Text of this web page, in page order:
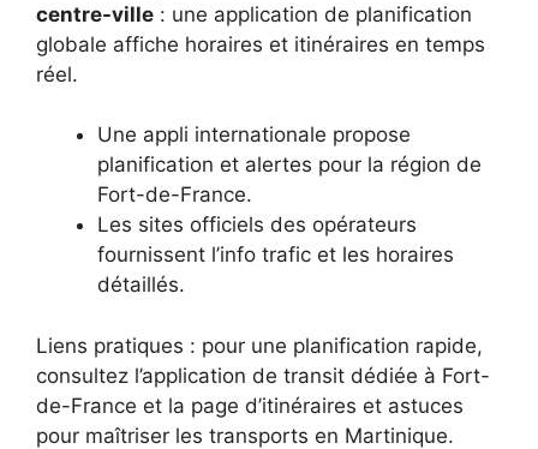
centre-ville : une application de planification
globale affiche horaires et itinéraires en temps
réel.
Une appli internationale propose
planification et alertes pour la région de
Fort-de-France.
Les sites officiels des opérateurs
fournissent l’info trafic et les horaires
détaillés.
Liens pratiques : pour une planification rapide,
consultez l’application de transit dédiée à Fort-
de-France et la page d’itinéraires et astuces
pour maîtriser les transports en Martinique.